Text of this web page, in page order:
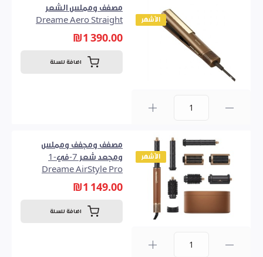
الأشهر
مصفف ومملس الشعر
Dreame Aero Straight
₪1 390.00
اضافة للسلة
الأشهر
مصفف ومجفف ومملس
ومجعد شعر 7-في-1
Dreame AirStyle Pro
₪1 149.00
اضافة للسلة